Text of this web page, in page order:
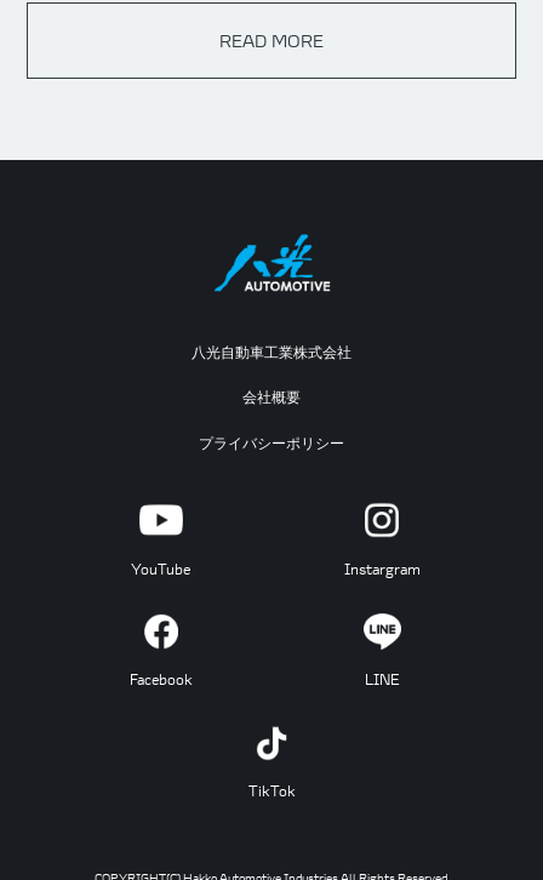
READ MORE
八光自動車工業株式会社
会社概要
プライバシーポリシー
YouTube Instargram
Facebook LINE
TikTok